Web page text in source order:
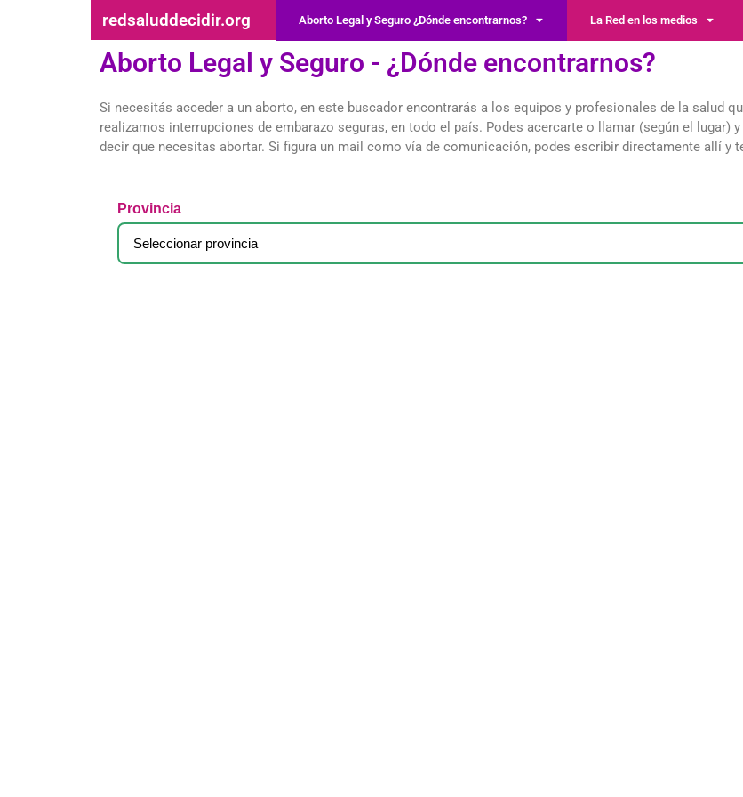
redsaluddecidir.org Aborto Legal y Seguro ¿Dónde encontrarnos? La Red en los medios
Aborto Legal y Seguro - ¿Dónde encontrarnos?
Si necesitás acceder a un aborto, en este buscador encontrarás a los equipos y profesionales de la salud
realizamos interrupciones de embarazo seguras, en todo el país. Podes acercarte o llamar (según el lugar)
decir que necesitas abortar. Si figura un mail como vía de comunicación, podes escribir directamente allí y